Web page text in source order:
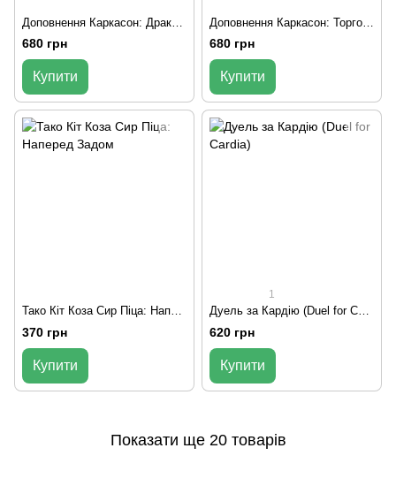
680 грн
Купити
680 грн
Купити
Тако Кіт Коза Сир Піца: Наперед Задом
370 грн
Купити
1
Дуель за Кардію (Duel for Cardia)
620 грн
Купити
Показати ще 20 товарів